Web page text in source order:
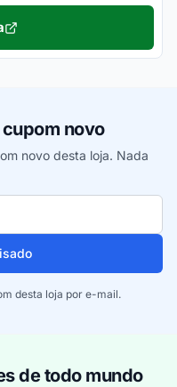
novo
novo desta loja. Nada
desta loja por e-mail.
de todo mundo